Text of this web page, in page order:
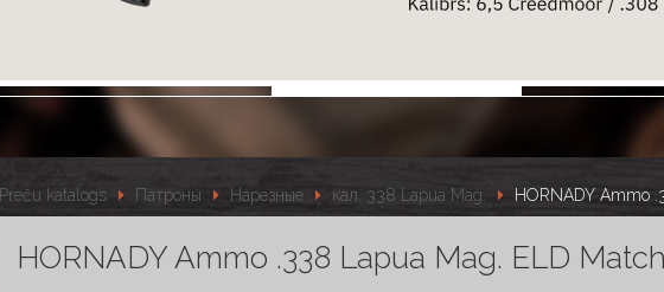
Preču katalogs Патроны Нарезные кал. 338 Lapua Mag. HORNADY Ammo
HORNADY Ammo .338 Lapua Mag. ELD